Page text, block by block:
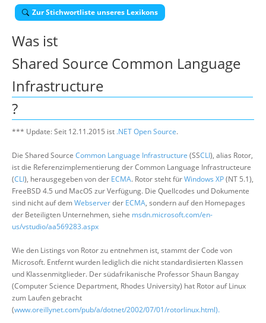
Zur Stichwortliste unseres Lexikons
Was ist
Shared Source Common Language
Infrastructure
?
*** Update: Seit 12.11.2015 ist .NET Open Source.
Die Shared Source Common Language Infrastructure (SSCLI), alias Rotor,
ist die Referenzimplementierung der Common Language Infrastructeure
(CLI), herausgegeben von der ECMA. Rotor steht fürWindows XP(NT 5.1),
FreeBSD 4.5 und MacOS zur Verfügung. Die Quellcodes und Dokumente
sind nicht auf demWebserverder ECMA, sondern auf den Homepages
der Beteiligten Unternehmen, siehe msdn.microsoft.com/en-
us/vstudio/aa569283.aspx
Wie den Listings von Rotor zu entnehmen ist, stammt der Code von
Microsoft. Entfernt wurden lediglich die nicht standardisierten Klassen
und Klassenmitglieder. Der südafrikanische Professor Shaun Bangay
(Computer Science Department, Rhodes University) hat Rotor auf Linux
zum Laufen gebracht
(www.oreillynet.com/pub/a/dotnet/2002/07/01/rotorlinux.html).